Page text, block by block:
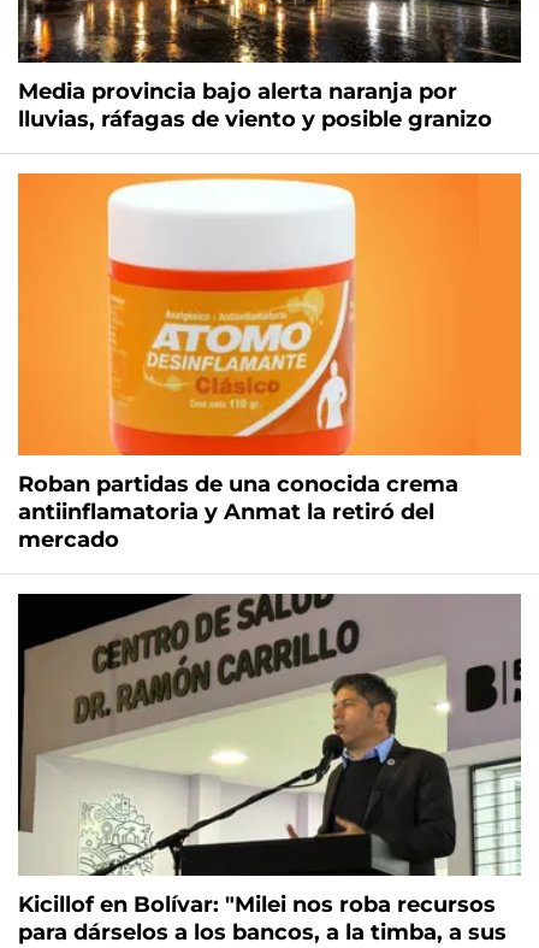
Media provincia bajo alerta naranja por
lluvias, ráfagas de viento y posible granizo
Roban partidas de una conocida crema
antiinflamatoria y Anmat la retiró del
mercado
Kicillof en Bolívar: "Milei nos roba recursos
para dárselos a los bancos, a la timba, a sus